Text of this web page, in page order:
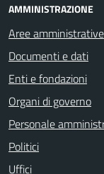
AMMINISTRAZIONE
Aree amministrative
Documenti e dati
Enti e fondazioni
Organi di governo
Personale
Politici
Uffici